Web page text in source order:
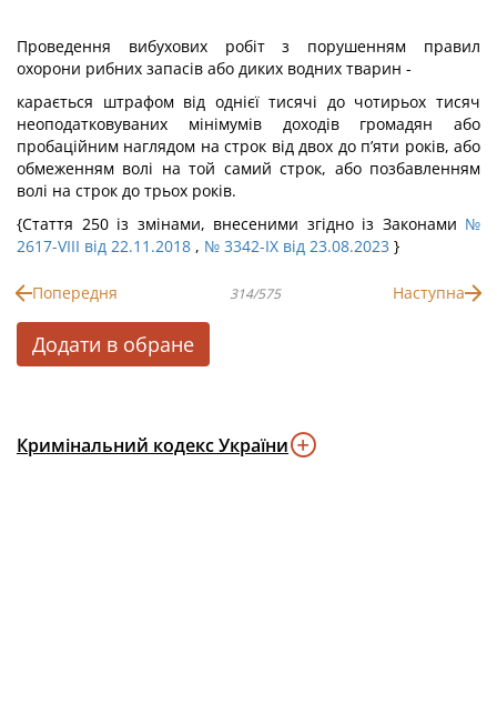
Проведення вибухових робіт з порушенням правил
охорони рибних запасів або диких водних тварин -
карається штрафом від однієї тисячі до чотирьох тисяч
неоподатковуваних мінімумів доходів громадян або
пробаційним наглядом на строк від двох до п’яти років, або
обмеженням волі на той самий строк, або позбавленням
волі на строк до трьох років.
{Стаття 250 із змінами, внесеними згідно із Законами №
2617-VIII від 22.11.2018 , № 3342-IX від 23.08.2023 }
Попередня 314/575 Наступна
Додати в обране
Кримінальний кодекс України